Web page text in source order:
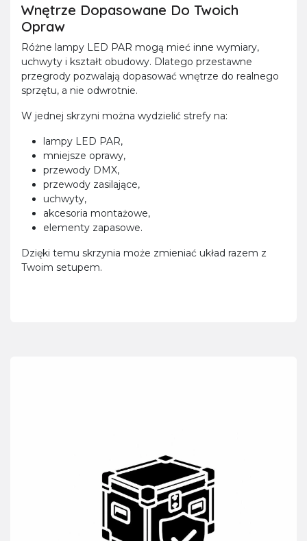
Wnętrze Dopasowane Do Twoich
Opraw
Różne lampy LED PAR mogą mieć inne wymiary,
uchwyty i kształt obudowy. Dlatego przestawne
przegrody pozwalają dopasować wnętrze do realnego
sprzętu, a nie odwrotnie.
W jednej skrzyni można wydzielić strefy na:
lampy LED PAR,
mniejsze oprawy,
przewody DMX,
przewody zasilające,
uchwyty,
akcesoria montażowe,
elementy zapasowe.
Dzięki temu skrzynia może zmieniać układ razem z
Twoim setupem.